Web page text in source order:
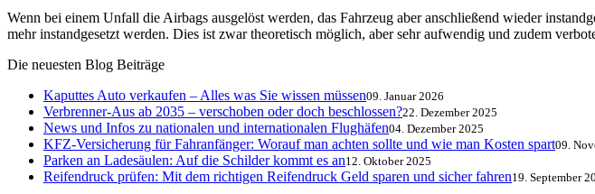
Wenn bei einem Unfall die Airbags ausgelöst werden, das Fahrzeug aber anschließend wieder
mehr instandgesetzt werden. Dies ist zwar theoretisch möglich, aber sehr aufwendig und zudem
Die neuesten Blog Beiträge
Kaputtes Auto verkaufen – Alles was Sie wissen müssen09. Januar 2026
Verbrenner-Aus ab 2035 – verschoben oder doch beschlossen?22. Dezember 2025
News und Infos zu nationalen und internationalen Flughäfen04. Dezember 2025
KFZ-Versicherung für Fahranfänger: Worauf man achten sollte und wie man Kosten spart09.
Parken an Ladesäulen: Auf die Schilder kommt es an12. Oktober 2025
Reifendruck prüfen: Mit dem richtigen Reifendruck Geld sparen und sicher fahren19. September